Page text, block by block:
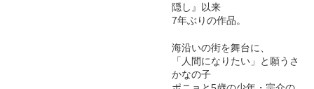
隠し』以来
7年ぶりの作品。
海沿いの街を舞台に、
「人間になりたい」と願うさ
かなの子